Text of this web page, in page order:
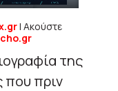
| Ακούστε
της
που πριν